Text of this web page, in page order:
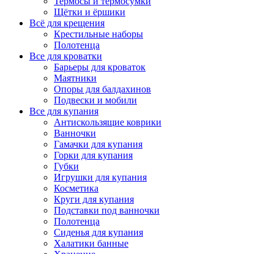
Щётки и ёршики
Всё для крещения
Крестильные наборы
Полотенца
Все для кроватки
Барьеры для кроваток
Маятники
Опоры для балдахинов
Подвески и мобили
Все для купания
Антискользящие коврики
Ванночки
Гамачки для купания
Горки для купания
Губки
Игрушки для купания
Косметика
Круги для купания
Подставки под ванночки
Полотенца
Сиденья для купания
Халатики банные